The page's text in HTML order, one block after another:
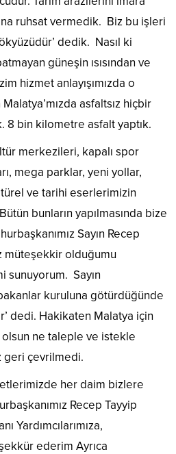
ruhsat vermedik. Biz bu işleri
dedik. Nasıl ki
güneşin ısısından ve
hizmet anlayışımızda o
asfaltsız hiçbir
8 bin kilometre asfalt yaptık.
merkezileri, kapalı spor
mega parklar, yeni yollar,
ve tarihi eserlerimizin
bunların yapılmasında bize
Sayın Recep
müteşekkir olduğumu
Sayın
kuruluna götürdüğünde
dedi. Hakikaten Malatya için
olsun ne taleple ve istekle
geri çevrilmedi.
her daim bizlere
Recep Tayyip
Yardımcılarımıza,
ederim Ayrıca